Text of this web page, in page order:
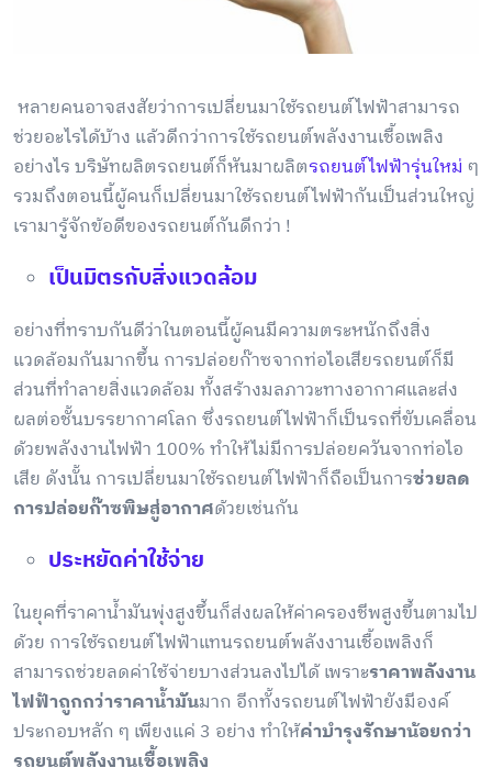
หลายคนอาจสงสัยว่าการเปลี่ยนมาใช้รถยนต์ไฟฟ้าสามารถ
ช่วยอะไรได้บ้าง แล้วดีกว่าการใช้รถยนต์พลังงานเชื้อเพลิง
อย่างไร บริษัทผลิตรถยนต์ก็หันมาผลิตรถยนต์ไฟฟ้ารุ่นใหม่ ๆ
รวมถึงตอนนี้ผู้คนก็เปลี่ยนมาใช้รถยนต์ไฟฟ้ากันเป็นส่วนใหญ่
เรามารู้จักข้อดีของรถยนต์กันดีกว่า !
เป็นมิตรกับสิ่งแวดล้อม
อย่างที่ทราบกันดีว่าในตอนนี้ผู้คนมีความตระหนักถึงสิ่ง
แวดล้อมกันมากขึ้น การปล่อยก๊าซจากท่อไอเสียรถยนต์ก็มี
ส่วนที่ทำลายสิ่งแวดล้อม ทั้งสร้างมลภาวะทางอากาศและส่ง
ผลต่อชั้นบรรยากาศโลก ซึ่งรถยนต์ไฟฟ้าก็เป็นรถที่ขับเคลื่อน
ด้วยพลังงานไฟฟ้า 100% ทำให้ไม่มีการปล่อยควันจากท่อไอ
เสีย ดังนั้น การเปลี่ยนมาใช้รถยนต์ไฟฟ้าก็ถือเป็นการช่วยลด
การปล่อยก๊าซพิษสู่อากาศด้วยเช่นกัน
ประหยัดค่าใช้จ่าย
ในยุคที่ราคาน้ำมันพุ่งสูงขึ้นก็ส่งผลให้ค่าครองชีพสูงขึ้นตามไป
ด้วย การใช้รถยนต์ไฟฟ้าแทนรถยนต์พลังงานเชื้อเพลิงก็
สามารถช่วยลดค่าใช้จ่ายบางส่วนลงไปได้ เพราะราคาพลังงาน
ไฟฟ้าถูกกว่าราคาน้ำมันมาก อีกทั้งรถยนต์ไฟฟ้ายังมีองค์
ประกอบหลัก ๆ เพียงแค่ 3 อย่าง ทำให้ค่าบำรุงรักษาน้อยกว่า
รถยนต์พลังงานเชื้อเพลิง